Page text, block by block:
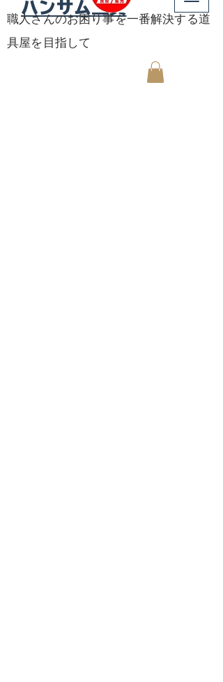
ハンサム工具
職人さんのお困り事を一番解決する道
具屋を目指して